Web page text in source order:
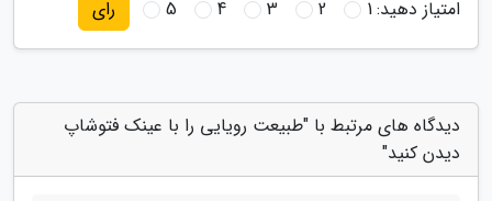
امتیاز دهید:1
2
3
4
5 رای
دیدگاه های مرتبط با "طبیعت رویایی را با عینک فتوشاپ
دیدن کنید"